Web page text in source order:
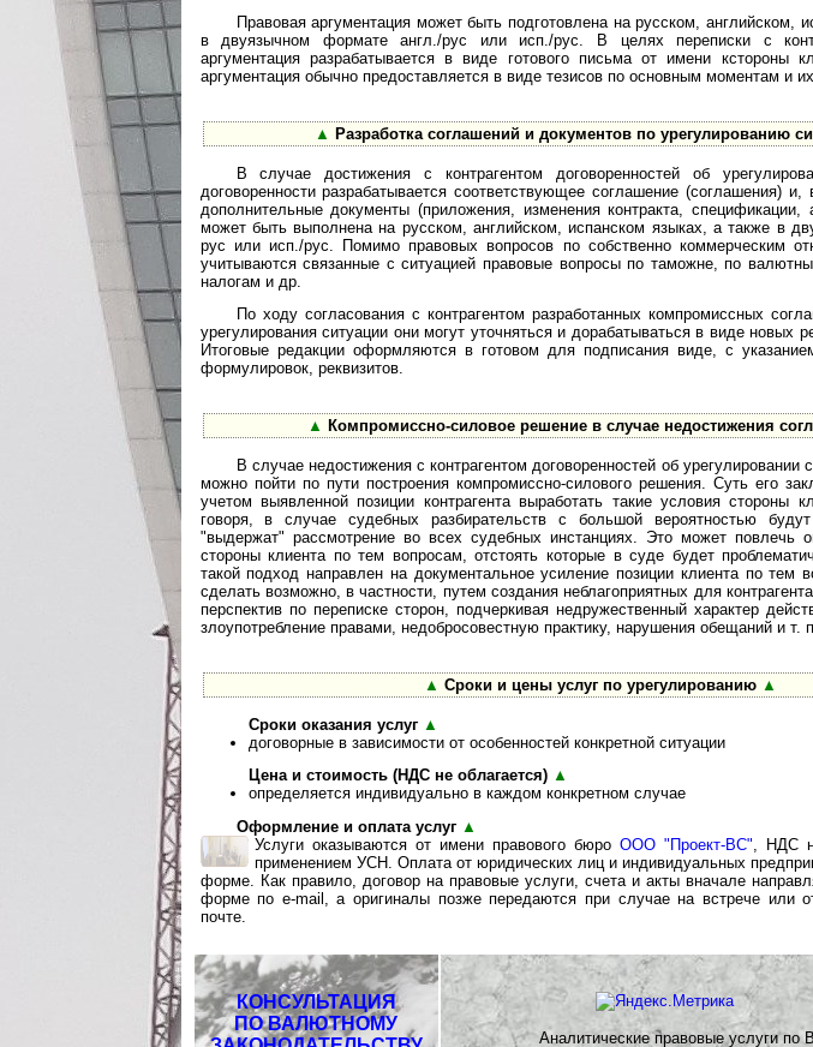
Правовая аргументация может быть подготовлена на русском, английском,
в двуязычном формате англ./рус или исп./рус. В целях переписки с
аргументация разрабатывается в виде готового письма от имени кстороны
аргументация обычно предоставляется в виде тезисов по основным моментам и
▲ Разработка соглашений и документов по урегулированию
В случае достижения с контрагентом договоренностей об
договоренности разрабатывается соответствующее соглашение (соглашения) и,
дополнительные документы (приложения, изменения контракта,
может быть выполнена на русском, английском, испанском языках, а также в
рус или исп./рус. Помимо правовых вопросов по собственно коммерческим
учитываются связанные с ситуацией правовые вопросы по таможне, по
налогам и др.
По ходу согласования с контрагентом разработанных компромиссных
урегулирования ситуации они могут уточняться и дорабатываться в виде новых
Итоговые редакции оформляются в готовом для подписания виде, с
формулировок, реквизитов.
▲ Компромиссно-силовое решение в случае недостижения
В случае недостижения с контрагентом договоренностей об урегулировании
можно пойти по пути построения компромиссно-силового решения. Суть его
учетом выявленной позиции контрагента выработать такие условия стороны
говоря, в случае судебных разбирательств с большой вероятностью
"выдержат" рассмотрение во всех судебных инстанциях. Это может повлечь
стороны клиента по тем вопросам, отстоять которые в суде будет
такой подход направлен на документальное усиление позиции клиента по тем
сделать возможно, в частности, путем создания неблагоприятных для
перспектив по переписке сторон, подчеркивая недружественный характер
злоупотребление правами, недобросовестную практику, нарушения обещаний и т.
▲ Сроки и цены услуг по урегулированию ▲
Сроки оказания услуг ▲
договорные в зависимости от особенностей конкретной ситуации
Цена и стоимость (НДС не облагается) ▲
определяется индивидуально в каждом конкретном случае
Оформление и оплата услуг ▲
Услуги оказываются от имени правового бюро ООО "Проект-ВС", НДС
применением УСН. Оплата от юридических лиц и индивидуальных
форме. Как правило, договор на правовые услуги, счета и акты вначале
форме по e-mail, а оригиналы позже передаются при случае на встрече или
почте.
КОНСУЛЬТАЦИЯ
ПО ВАЛЮТНОМУ
Аналитические правовые услуги